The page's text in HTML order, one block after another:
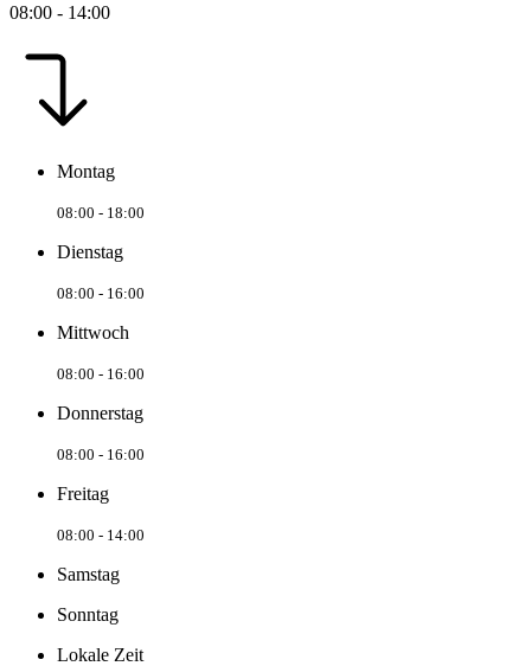
08:00 - 14:00
Montag
08:00 - 18:00
Dienstag
08:00 - 16:00
Mittwoch
08:00 - 16:00
Donnerstag
08:00 - 16:00
Freitag
08:00 - 14:00
Samstag
Sonntag
Lokale Zeit